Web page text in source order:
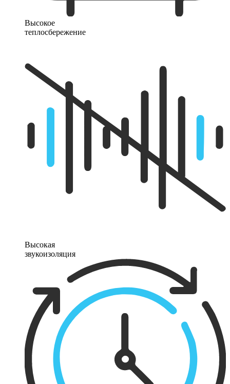
Высокое
теплосбережение
Высокая
звукоизоляция